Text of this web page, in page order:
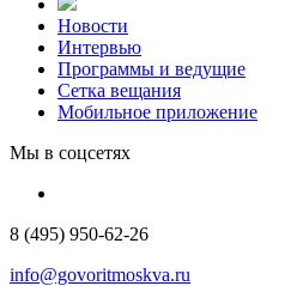
Новости
Интервью
Программы и ведущие
Сетка вещания
Мобильное приложение
Мы в соцсетях
8 (495) 950-62-26
info@govoritmoskva.ru